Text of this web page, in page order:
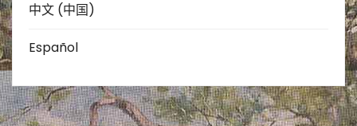
中文 (中国)
Español